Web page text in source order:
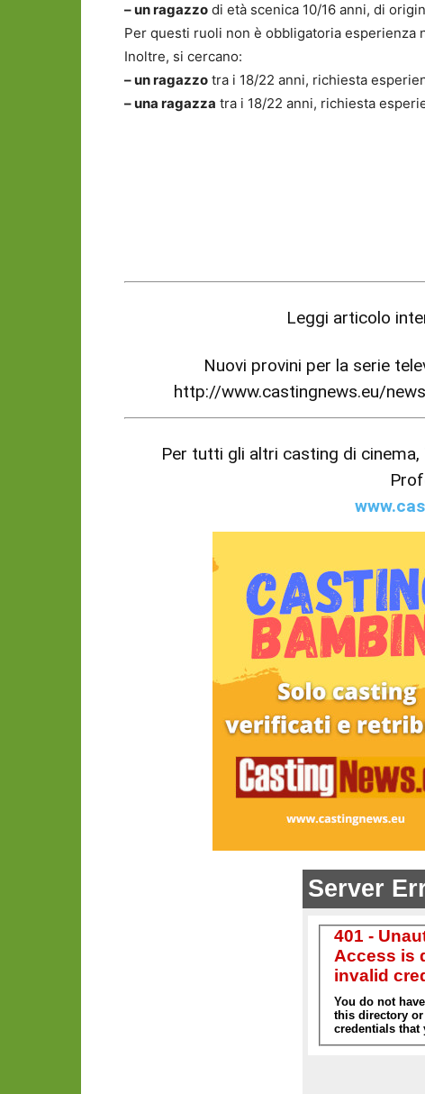
– un ragazzo di età scenica 10/16 anni, di
Per questi ruoli non è obbligatoria esperienza
Inoltre, si cercano:
– un ragazzo tra i 18/22 anni, richiesta
– una ragazza tra i 18/22 anni, richiesta
Leggi articolo
Nuovi provini per la serie
http://www.castingnews.eu/
Per tutti gli altri casting di